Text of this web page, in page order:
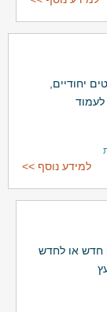
יחודיים,
למידע נוסף >>
חדש או לחדש